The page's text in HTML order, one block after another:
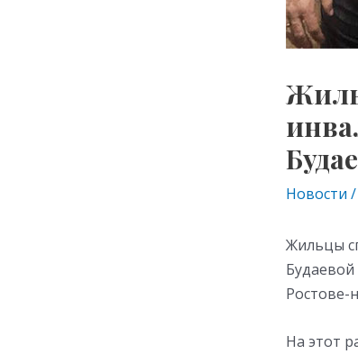
Новости /
Жильцы
Ростове-
На этот